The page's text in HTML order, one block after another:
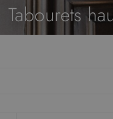
Tabourets